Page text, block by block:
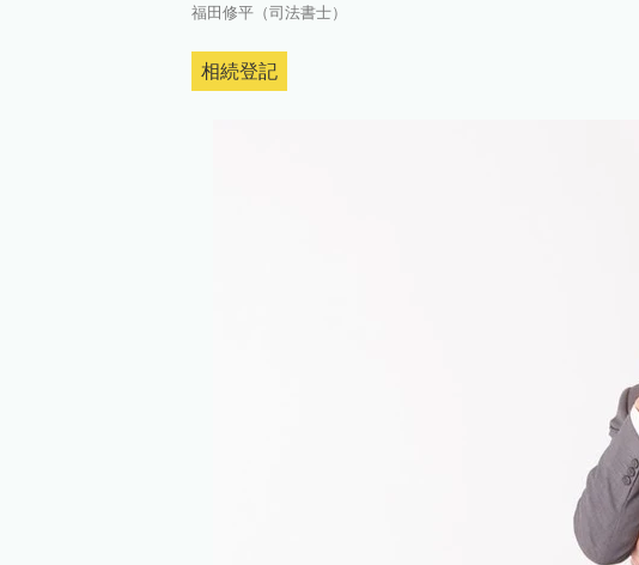
福田修平（司法書士）
相続登記